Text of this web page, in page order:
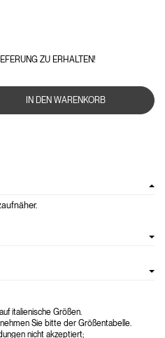
ZU ERHALTEN!
IN DEN WARENKORB
italienische Größen.
Sie bitte der Größentabelle.
nicht akzeptiert;